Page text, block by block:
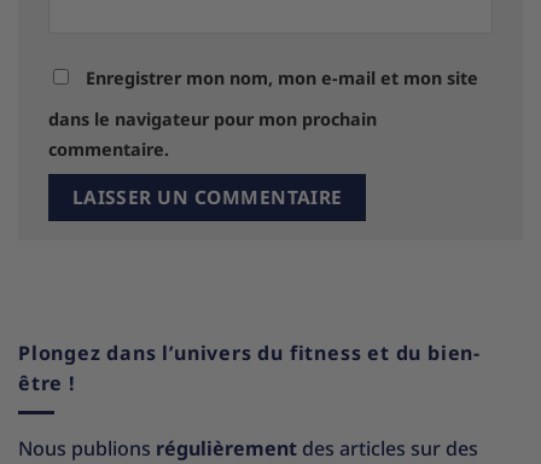
Enregistrer mon nom, mon e-mail et mon site
dans le navigateur pour mon prochain
commentaire.
Plongez dans l’univers du fitness et du bien-
être !
Nous publions régulièrement des articles sur des